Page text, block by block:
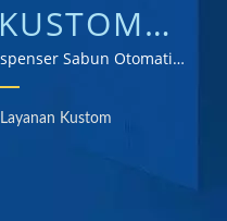
|
Sabun Otomatis,
Otomatis / Produsen
sabun bersertifikat
Layanan Kustom